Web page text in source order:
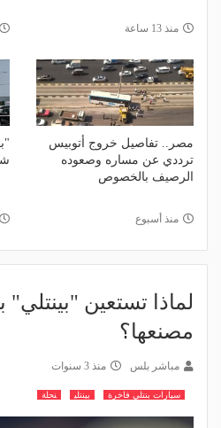
منذ 13 ساعة
مصر.. تفاصيل خروج أتوبيس
ترددي عن مساره وصعوده
الرصيف بالخصوص
منذ أسبوع
شطب
لماذا تستعين
مصنعها؟
مباشر بلس منذ 3 سنوات
سيارات بنتلي فاخرة بينتلي نحلة